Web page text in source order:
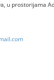
u prostorijama